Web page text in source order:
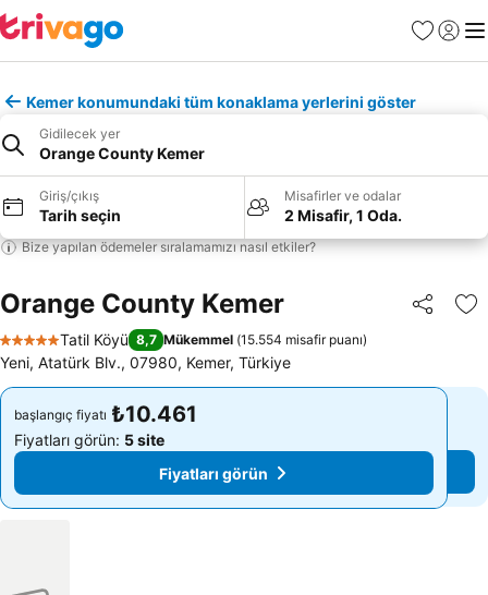
Favoriler
Giriş
Kemer konumundaki tüm konaklama yerlerini göster
Gidilecek yer
Orange County Kemer
Giriş/çıkış
Tarih seçin
Misafirler ve odalar
2 Misafir, 1 Oda.
Bize yapılan ödemeler sıralamamızı nasıl etkiler?
Orange County Kemer Paylaş
5 Yıldız
Tatil Köyü 8,7 Mükemmel (15.554 misafir puanı)
Yeni, Atatürk Blv., 07980, Kemer, Türkiye
başlangıç fiyatı ₺10.461
Fiyatları görün: 5 site
Fiyatları görün
başlangıç fiyatı ₺10.461
Fiyatları görün: 5 site
Fiyatları görün